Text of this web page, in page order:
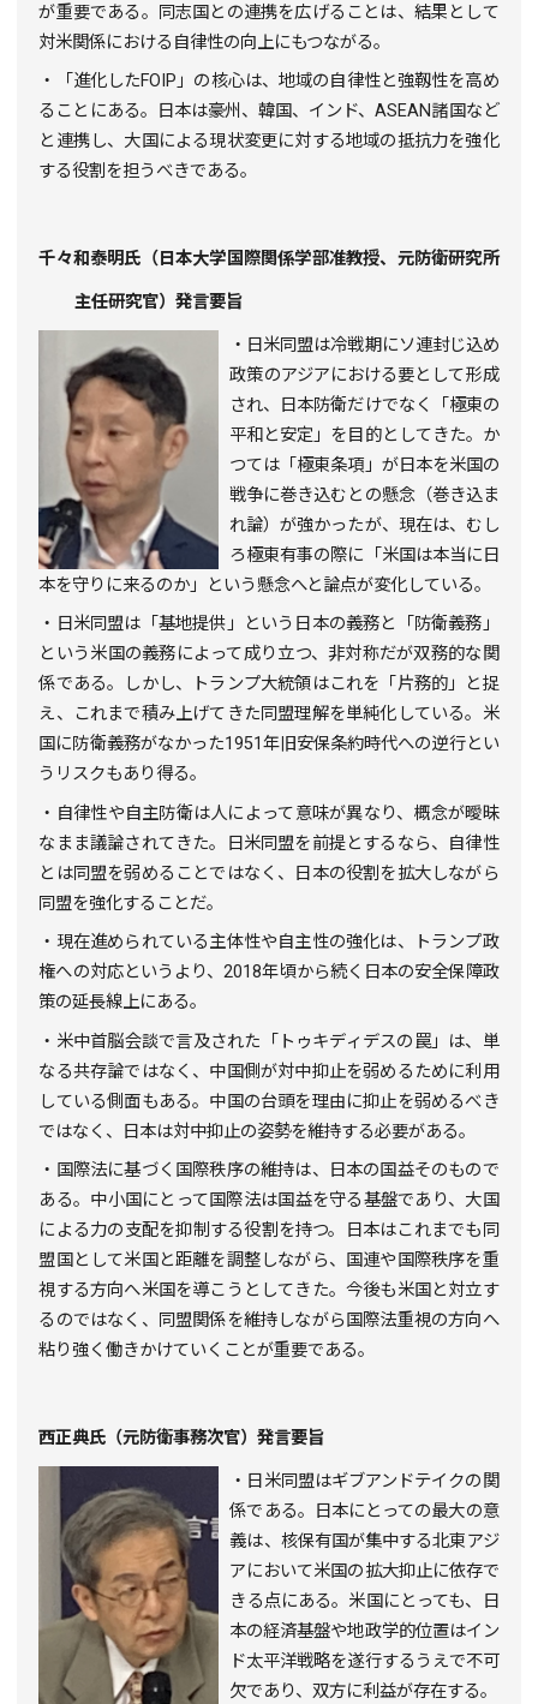
が重要である。同志国との連携を広げることは、結果として
対米関係における自律性の向上にもつながる。
・「進化したFOIP 」の核心は、地域の自律性と強靱性を高め
ることにある。日本は豪州、韓国、インド、ASEAN諸国など
と連携し、大国による現状変更に対する地域の抵抗力を強化
する役割を担うべきである。
千々和泰明氏（日本大学国際関係学部准教授、元防衛研究所
主任研究官）発言要旨
・日米同盟は冷戦期にソ連封じ込め
政策のアジアにおける要として形成
され、日本防衛だけでなく「極東の
平和と安定」を目的としてきた。か
つては「極東条項」が日本を米国の
戦争に巻き込むとの懸念（巻き込ま
れ論）が強かったが、現在は、むし
ろ極東有事の際に「米国は本当に日
本を守りに来るのか」という懸念へと論点が変化している。
・日米同盟は「基地提供」という日本の義務と「防衛義務」
という米国の義務によって成り立つ、非対称だが双務的な関
係である。しかし、トランプ大統領はこれを「片務的」と捉
え、これまで積み上げてきた同盟理解を単純化している。米
国に防衛義務がなかった1951年旧安保条約時代への逆行とい
うリスクもあり得る。
・自律性や自主防衛は人によって意味が異なり、概念が曖昧
なまま議論されてきた。日米同盟を前提とするなら、自律性
とは同盟を弱めることではなく、日本の役割を拡大しながら
同盟を強化することだ。
・現在進められている主体性や自主性の強化は、トランプ政
権への対応というより、2018年頃から続く日本の安全保障政
策の延長線上にある。
・米中首脳会談で言及された「トゥキディデスの罠」は、単
なる共存論ではなく、中国側が対中抑止を弱めるために利用
している側面もある。中国の台頭を理由に抑止を弱めるべき
ではなく、日本は対中抑止の姿勢を維持する必要がある。
・国際法に基づく国際秩序の維持は、日本の国益そのもので
ある。中小国にとって国際法は国益を守る基盤であり、大国
による力の支配を抑制する役割を持つ。日本はこれまでも同
盟国として米国と距離を調整しながら、国連や国際秩序を重
視する方向へ米国を導こうとしてきた。今後も米国と対立す
るのではなく、同盟関係を維持しながら国際法重視の方向へ
粘り強く働きかけていくことが重要である。
西正典氏（元防衛事務次官）発言要旨
・日米同盟はギブアンドテイクの関
係である。日本にとっての最大の意
義は、核保有国が集中する北東アジ
アにおいて米国の拡大抑止に依存で
きる点にある。米国にとっても、日
本の経済基盤や地政学的位置はイン
ド太平洋戦略を遂行するうえで不可
欠であり、双方に利益が存在する。